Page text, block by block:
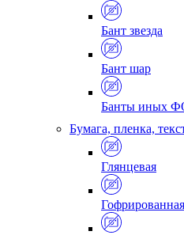
Бант звезда
Бант шар
Банты иных
Бумага, пленка,
Глянцевая
Гофрированная